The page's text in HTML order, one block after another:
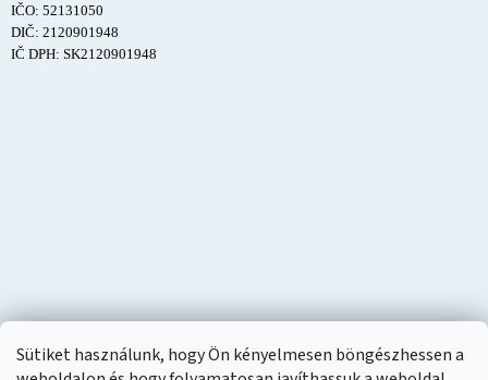
Sütiket használunk, hogy Ön kényelmesen böngészhessen a
IČO: 52131050
DIČ: 2120901948
IČ DPH: SK2120901948